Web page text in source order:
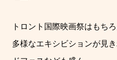
トロント国際映画祭はもち
多様なエキシビションが見